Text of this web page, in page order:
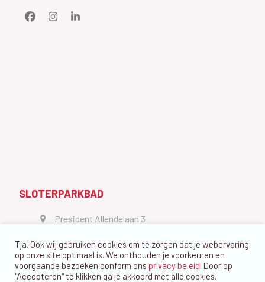
FacebookInstagramLinkedIn
SLOTERPARKBAD
President Allendelaan 3
vragen@dedolfijn.com
Tja. Ook wij gebruiken cookies om te zorgen dat je webervaring
op onze site optimaal is. We onthouden je voorkeuren en
voorgaande bezoeken conform ons privacy beleid. Door op
"Accepteren" te klikken ga je akkoord met alle cookies.